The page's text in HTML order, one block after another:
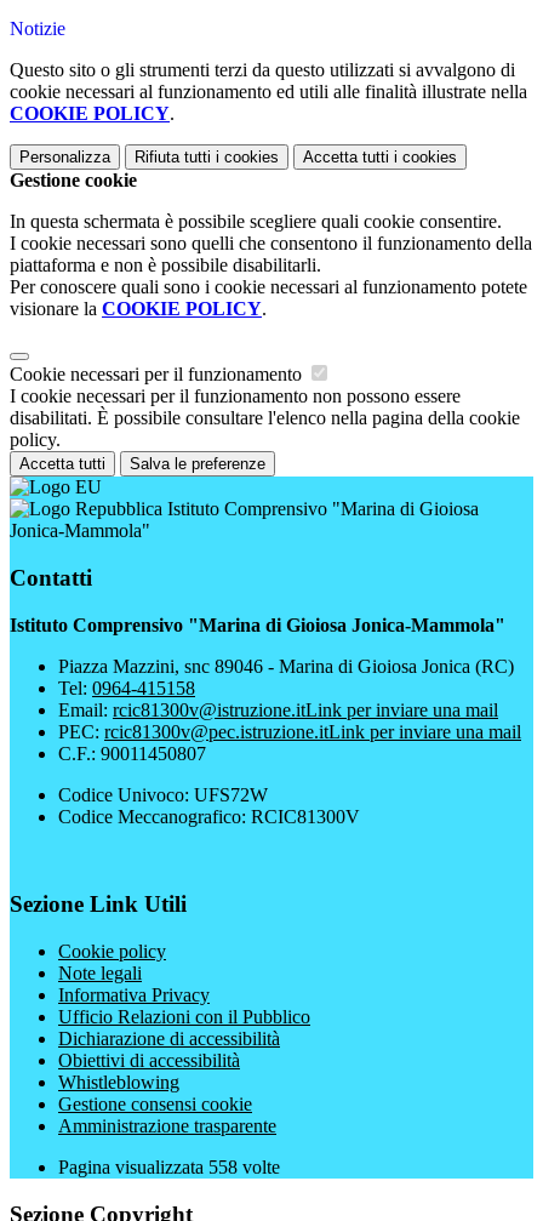
Notizie
Questo sito o gli strumenti terzi da questo utilizzati si avvalgono di
cookie necessari al funzionamento ed utili alle finalità illustrate nella
COOKIE POLICY.
Personalizza Rifiuta tutti i cookies Accetta tutti i cookies
Gestione cookie
In questa schermata è possibile scegliere quali cookie consentire.
I cookie necessari sono quelli che consentono il funzionamento della
piattaforma e non è possibile disabilitarli.
Per conoscere quali sono i cookie necessari al funzionamento potete
visionare la COOKIE POLICY.
Cookie necessari per il funzionamento
I cookie necessari per il funzionamento non possono essere
disabilitati. È possibile consultare l'elenco nella pagina della cookie
policy.
Accetta tutti Salva le preferenze
Istituto Comprensivo "Marina di Gioiosa
Jonica-Mammola"
Contatti
Istituto Comprensivo "Marina di Gioiosa Jonica-Mammola"
Piazza Mazzini, snc 89046 - Marina di Gioiosa Jonica (RC)
Tel: 0964-415158
Email: rcic81300v@istruzione.itLink per inviare una mail
PEC: rcic81300v@pec.istruzione.itLink per inviare una mail
C.F.: 90011450807
Codice Univoco: UFS72W
Codice Meccanografico: RCIC81300V
Sezione Link Utili
Cookie policy
Note legali
Informativa Privacy
Ufficio Relazioni con il Pubblico
Dichiarazione di accessibilità
Obiettivi di accessibilità
Whistleblowing
Gestione consensi cookie
Amministrazione trasparente
Pagina visualizzata 558 volte
Sezione Copyright